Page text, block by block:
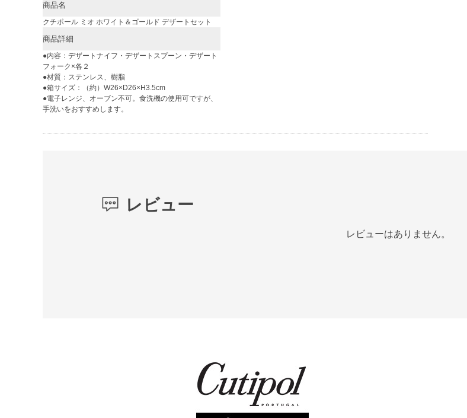
商品名
クチポール ミオ ホワイト＆ゴールド デザートセット
商品詳細
●内容：デザートナイフ・デザートスプーン・デザート
フォーク×各２
●材質：ステンレス、樹脂
●箱サイズ：（約）W26×D26×H3.5cm
●電子レンジ、オーブン不可。食洗機の使用可ですが、
手洗いをおすすめします。
レビュー
レビューはありません。